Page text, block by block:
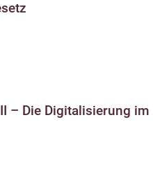
– Die Digitalisierung